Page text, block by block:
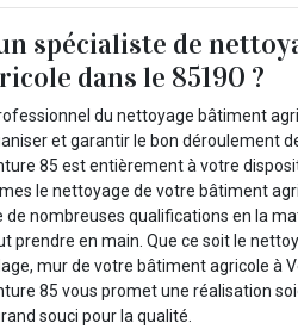
spécialiste de
dans le 85190 ?
du nettoyage bâtiment
et garantir le bon déroulement
85 est entièrement à votre
le nettoyage de votre bâtiment
de nombreuses qualifications en la
prendre en main. Que ce soit le
mur de votre bâtiment agricole à
85 vous promet une réalisation
souci pour la qualité.